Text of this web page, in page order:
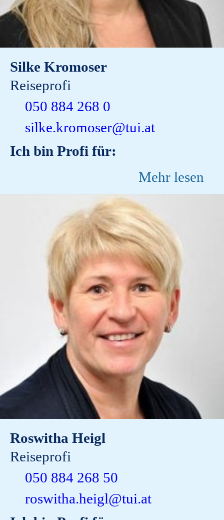
Silke Kromoser
Reiseprofi
050 884 268 0
silke.kromoser@tui.at
Ich bin Profi für:
Mehr lesen
Roswitha Heigl
Reiseprofi
050 884 268 50
roswitha.heigl@tui.at